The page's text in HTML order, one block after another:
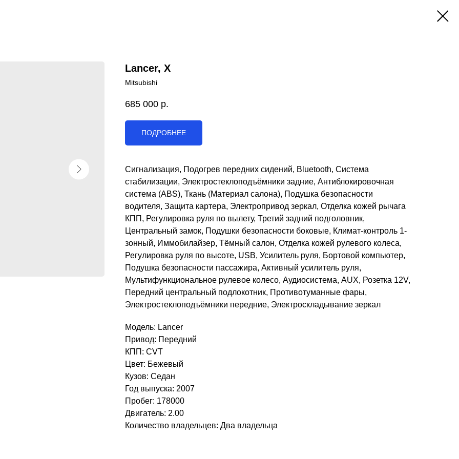
Lancer, X
Mitsubishi
685 000 р.
ПОДРОБНЕЕ
Сигнализация, Подогрев передних сидений, Bluetooth, Система
стабилизации, Электростеклоподъёмники задние, Антиблокировочная
система (ABS), Ткань (Материал салона), Подушка безопасности
водителя, Защита картера, Электропривод зеркал, Отделка кожей рычага
КПП, Регулировка руля по вылету, Третий задний подголовник,
Центральный замок, Подушки безопасности боковые, Климат-контроль 1-
зонный, Иммобилайзер, Тёмный салон, Отделка кожей рулевого колеса,
Регулировка руля по высоте, USB, Усилитель руля, Бортовой компьютер,
Подушка безопасности пассажира, Активный усилитель руля,
Мультифункциональное рулевое колесо, Аудиосистема, AUX, Розетка 12V,
Передний центральный подлокотник, Противотуманные фары,
Электростеклоподъёмники передние, Электроскладывание зеркал
Модель: Lancer
Привод: Передний
КПП: CVT
Цвет: Бежевый
Кузов: Седан
Год выпуска: 2007
Пробег: 178000
Двигатель: 2.00
Количество владельцев: Два владельца